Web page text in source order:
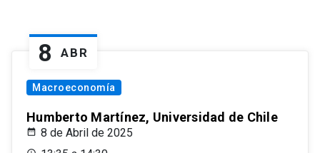
8 ABR
Macroeconomía
Humberto Martínez, Universidad de Chile
8 de Abril de 2025